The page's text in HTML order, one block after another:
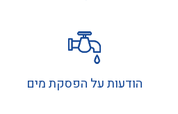
הודעות על הפסקת מים